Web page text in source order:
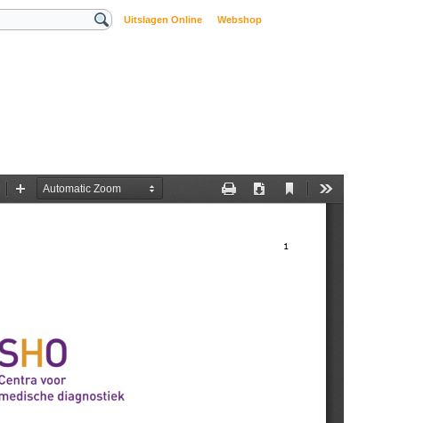
Uitslagen Online Webshop